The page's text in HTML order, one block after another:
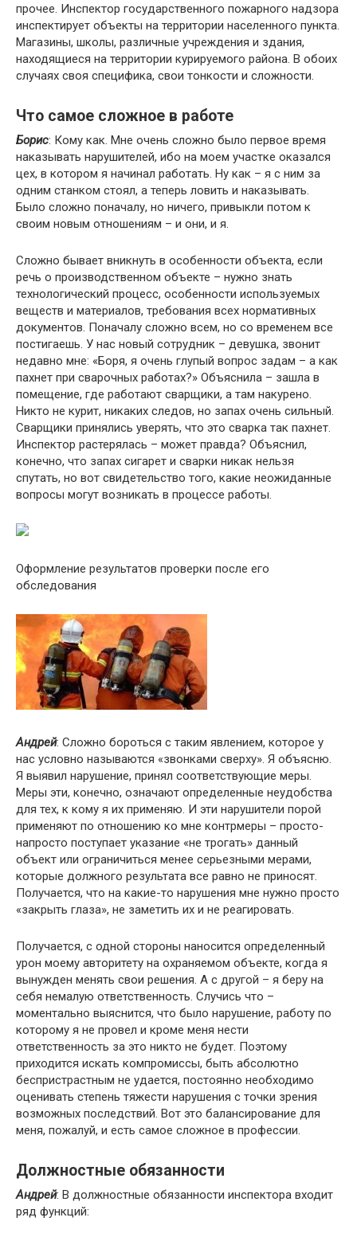
прочее. Инспектор государственного пожарного надзора
инспектирует объекты на территории населенного пункта.
Магазины, школы, различные учреждения и здания,
находящиеся на территории курируемого района. В обоих
случаях своя специфика, свои тонкости и сложности.
Что самое сложное в работе
Борис: Кому как. Мне очень сложно было первое время
наказывать нарушителей, ибо на моем участке оказался
цех, в котором я начинал работать. Ну как – я с ним за
одним станком стоял, а теперь ловить и наказывать.
Было сложно поначалу, но ничего, привыкли потом к
своим новым отношениям – и они, и я.
Сложно бывает вникнуть в особенности объекта, если
речь о производственном объекте – нужно знать
технологический процесс, особенности используемых
веществ и материалов, требования всех нормативных
документов. Поначалу сложно всем, но со временем все
постигаешь. У нас новый сотрудник – девушка, звонит
недавно мне: «Боря, я очень глупый вопрос задам – а как
пахнет при сварочных работах?» Объяснила – зашла в
помещение, где работают сварщики, а там накурено.
Никто не курит, никаких следов, но запах очень сильный.
Сварщики принялись уверять, что это сварка так пахнет.
Инспектор растерялась – может правда? Объяснил,
конечно, что запах сигарет и сварки никак нельзя
спутать, но вот свидетельство того, какие неожиданные
вопросы могут возникать в процессе работы.
Оформление результатов проверки после его
обследования
Андрей: Сложно бороться с таким явлением, которое у
нас условно называются «звонками сверху». Я объясню.
Я выявил нарушение, принял соответствующие меры.
Меры эти, конечно, означают определенные неудобства
для тех, к кому я их применяю. И эти нарушители порой
применяют по отношению ко мне контрмеры – просто-
напросто поступает указание «не трогать» данный
объект или ограничиться менее серьезными мерами,
которые должного результата все равно не приносят.
Получается, что на какие-то нарушения мне нужно просто
«закрыть глаза», не заметить их и не реагировать.
Получается, с одной стороны наносится определенный
урон моему авторитету на охраняемом объекте, когда я
вынужден менять свои решения. А с другой – я беру на
себя немалую ответственность. Случись что –
моментально выяснится, что было нарушение, работу по
которому я не провел и кроме меня нести
ответственность за это никто не будет. Поэтому
приходится искать компромиссы, быть абсолютно
беспристрастным не удается, постоянно необходимо
оценивать степень тяжести нарушения с точки зрения
возможных последствий. Вот это балансирование для
меня, пожалуй, и есть самое сложное в профессии.
Должностные обязанности
Андрей: В должностные обязанности инспектора входит
ряд функций: